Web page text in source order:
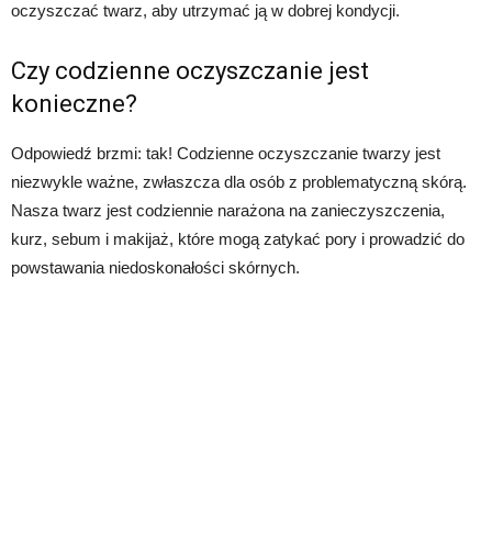
oczyszczać twarz, aby utrzymać ją w dobrej kondycji.
Czy codzienne oczyszczanie jest
konieczne?
Odpowiedź brzmi: tak! Codzienne oczyszczanie twarzy jest
niezwykle ważne, zwłaszcza dla osób z problematyczną skórą.
Nasza twarz jest codziennie narażona na zanieczyszczenia,
kurz, sebum i makijaż, które mogą zatykać pory i prowadzić do
powstawania niedoskonałości skórnych.